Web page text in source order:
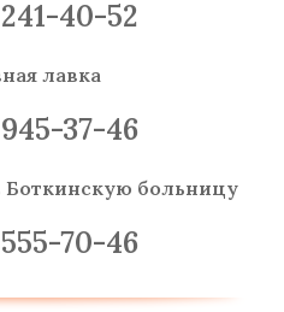
40-52
лавка
37-46
Боткинскую больницу
70-46